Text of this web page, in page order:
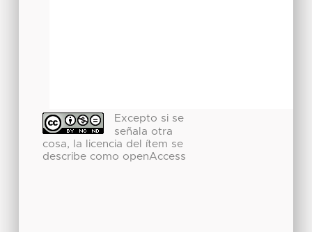
Excepto si se
señala otra
cosa, la licencia del ítem se
describe como openAccess